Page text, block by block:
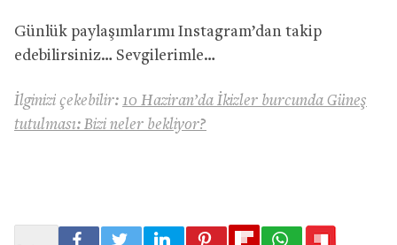
Günlük paylaşımlarımı Instagram’dan takip
edebilirsiniz… Sevgilerimle…
İlginizi çekebilir: 10 Haziran’da İkizler burcunda Güneş
tutulması: Bizi neler bekliyor?